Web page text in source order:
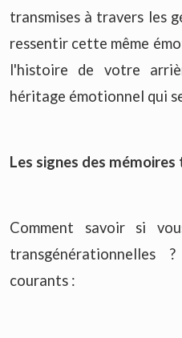
transmises à travers les
ressentir cette même
l'histoire de votre
héritage émotionnel qui
Les signes des
Comment savoir si
transgénérationnelles
courants :